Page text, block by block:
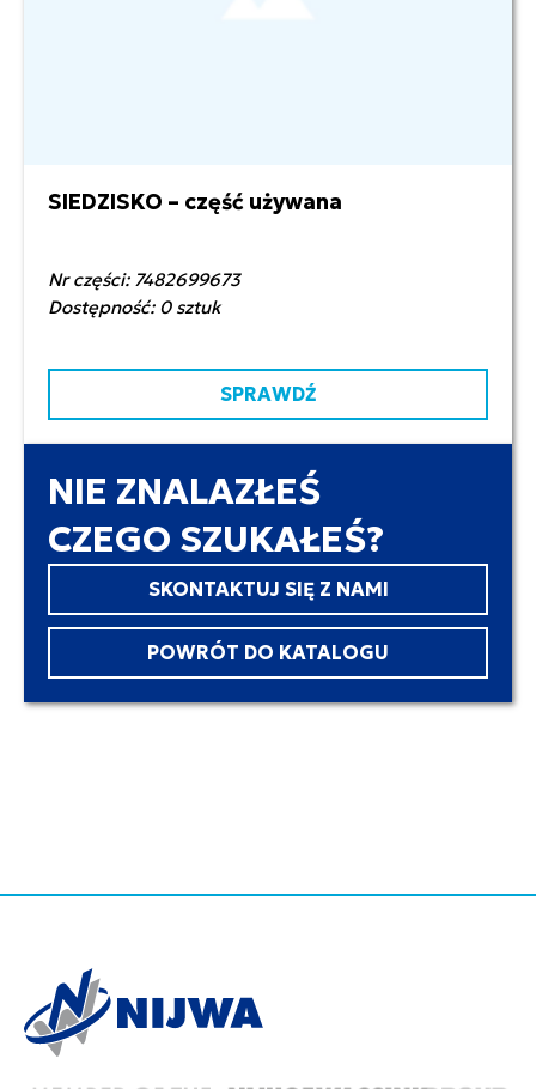
800,00 zł netto
SIEDZISKO – część używana
Nr części: 7482699673
Dostępność: 0 sztuk
SPRAWDŹ
NIE ZNALAZŁEŚ
CZEGO SZUKAŁEŚ?
SKONTAKTUJ SIĘ Z NAMI
POWRÓT DO KATALOGU